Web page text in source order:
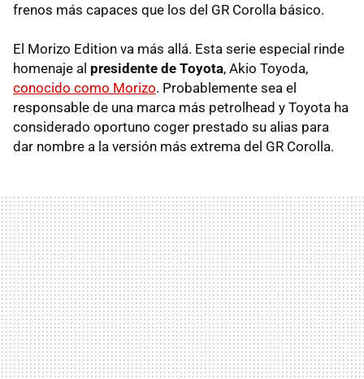
frenos más capaces que los del GR Corolla básico.
El Morizo Edition va más allá. Esta serie especial rinde
homenaje al presidente de Toyota, Akio Toyoda,
conocido como Morizo. Probablemente sea el
responsable de una marca más petrolhead y Toyota ha
considerado oportuno coger prestado su alias para
dar nombre a la versión más extrema del GR Corolla.